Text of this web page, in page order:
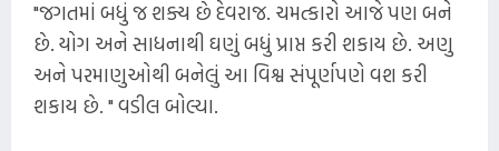
"જગતમાં બધું જ શક્ય છે દેવરાજ. ચમત્કારો આજે પણ બને
છે. યોગ અને સાધનાથી ઘણું બધું પ્રાપ્ત કરી શકાય છે. અણુ
અને પરમાણુઓથી બનેલું આ વિશ્વ સંપૂર્ણપણે વશ કરી
શકાય છે. " વડીલ બોલ્યા.